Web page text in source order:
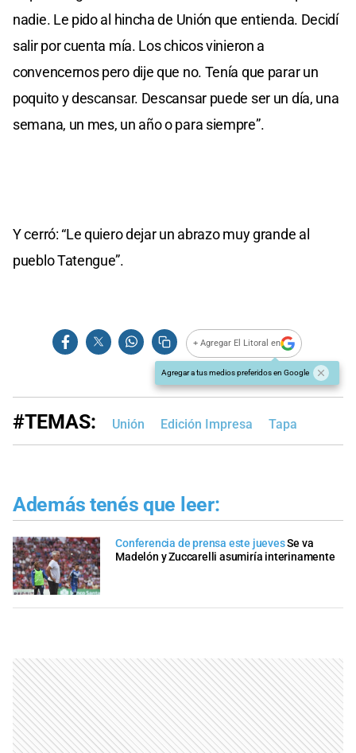
nadie. Le pido al hincha de Unión que entienda. Decidí
salir por cuenta mía. Los chicos vinieron a
convencernos pero dije que no. Tenía que parar un
poquito y descansar. Descansar puede ser un día, una
semana, un mes, un año o para siempre”.
Y cerró: “Le quiero dejar un abrazo muy grande al
pueblo Tatengue”.
+ Agregar El Litoral en
Agregar a tus medios preferidos en Google
#TEMAS: Unión Edición Impresa Tapa
Además tenés que leer:
Conferencia de prensa este juevesSe va
Madelón y Zuccarelli asumiría interinamente